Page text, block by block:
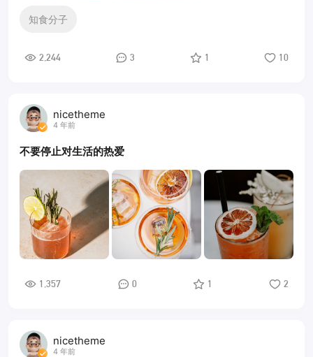
知食分子
2,244 3 1 10
nicetheme
4 年前
不要停止对生活的热爱
1,357 0 1 2
nicetheme
4 年前